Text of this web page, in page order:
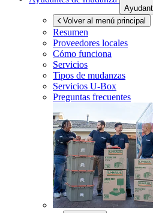
Volver al menú principal
Resumen
Proveedores locales
Cómo funciona
Servicios
Tipos de mudanzas
Servicios U-Box
Preguntas frecuentes